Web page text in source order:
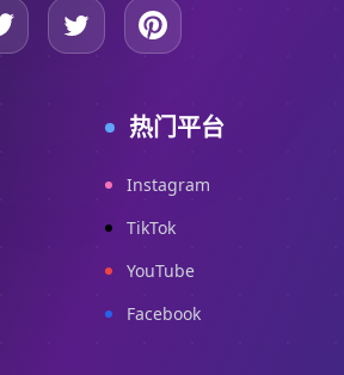
热门平台
Instagram
TikTok
YouTube
Facebook